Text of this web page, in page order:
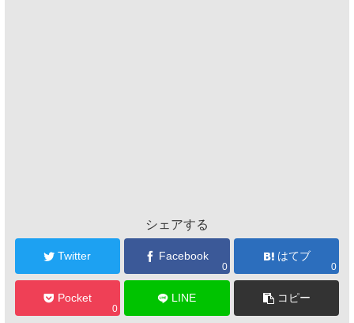
シェアする
Twitter Facebook
0
はてブ
0
Pocket
0
LINE コピー